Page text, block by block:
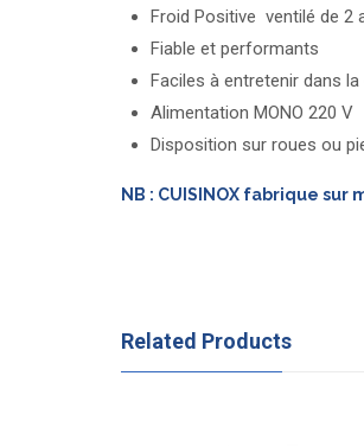
Froid Positive ventilé de 2
Fiable et performants
Faciles à entretenir dans la
Alimentation MONO 220 V
Disposition sur roues ou
NB : CUISINOX fabrique
Related Products